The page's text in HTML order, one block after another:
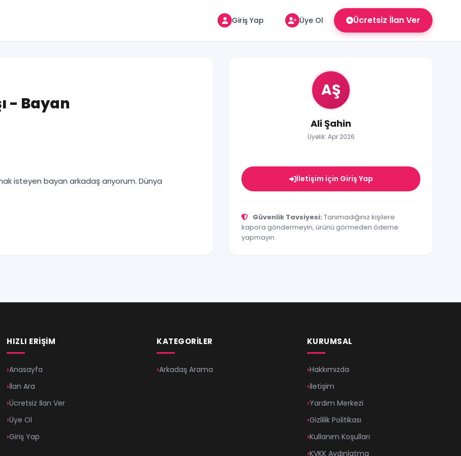
Giriş Yap Üye Ol Ücretsiz İlan Ver
- Bayan
isteyen bayan arkadaş arıyorum. Dünya
AŞ
Ali Şahin
Üyelik: Apr 2026
İletişim için Giriş Yap
Güvenlik Tavsiyesi: Tanımadığınız kişilere
kapora göndermeyin, ürünü görmeden ödeme
yapmayın.
HIZLI ERIŞIM
Anasayfa
İlan Ara
Ücretsiz İlan Ver
Üye Ol
Giriş Yap
KATEGORILER
Arkadaş Arama
KURUMSAL
Hakkımızda
İletişim
Yardım Merkezi
Gizlilik Politikası
Kullanım Koşulları
KVKK Aydınlatma